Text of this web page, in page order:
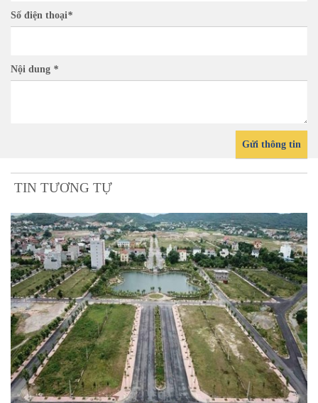
Số điện thoại*
Nội dung *
Gửi thông tin
TIN TƯƠNG TỰ